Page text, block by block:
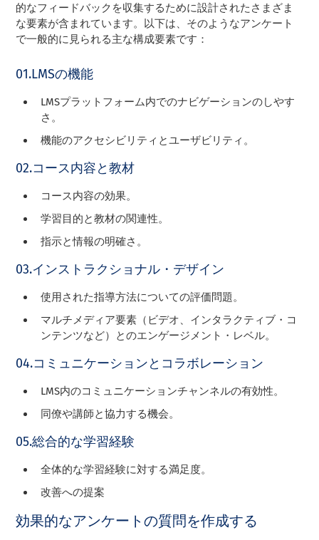
的なフィードバックを収集するために設計されたさまざま
な要素が含まれています。以下は、そのようなアンケート
で一般的に見られる主な構成要素です：
01.LMSの機能
LMSプラットフォーム内でのナビゲーションのしやす
さ。
機能のアクセシビリティとユーザビリティ。
02.コース内容と教材
コース内容の効果。
学習目的と教材の関連性。
指示と情報の明確さ。
03.インストラクショナル・デザイン
使用された指導方法についての評価問題。
マルチメディア要素（ビデオ、インタラクティブ・コ
ンテンツなど）とのエンゲージメント・レベル。
04.コミュニケーションとコラボレーション
LMS内のコミュニケーションチャンネルの有効性。
同僚や講師と協力する機会。
05.総合的な学習経験
全体的な学習経験に対する満足度。
改善への提案
効果的なアンケートの質問を作成する